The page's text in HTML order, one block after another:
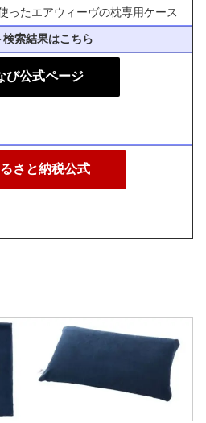
ったエアウィーヴの枕専用ケース
検索結果はこちら
び公式ページ
さと納税公式